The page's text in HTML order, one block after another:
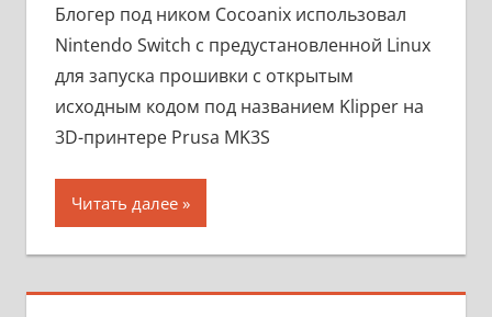
Блогер под ником Cocoanix использовал
Nintendo Switch с предустановленной Linux
для запуска прошивки с открытым
исходным кодом под названием Klipper на
3D-принтере Prusa MK3S
Читать далее